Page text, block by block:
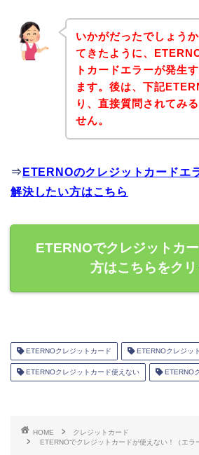
いかがだったでしょう
てきたように、
トカードエラーが発生
ます。後は、下記
り、直接質問されてみ
せん。
⇒ ETERNOのクレジットカードエ
解決したい方はこちら
ETERNOでクレジットカ
方はこちらをクリ
ETERNOクレジットカード ETERNOクレジッ
ETERNOクレジットカード使えない ETERNO
HOME
クレジットカード
ETERNOでクレジットカードが使えない！（エラ